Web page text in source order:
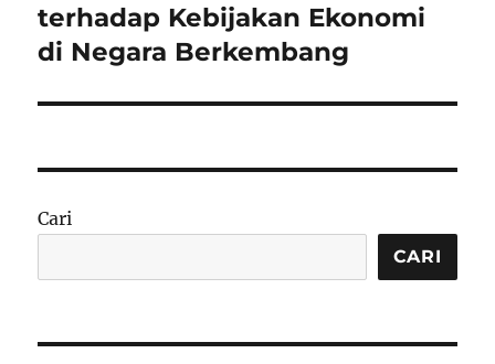
post:
terhadap Kebijakan Ekonomi
di Negara Berkembang
Cari
CARI